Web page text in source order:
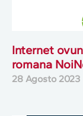
Internet
romana
28 Agosto 2023